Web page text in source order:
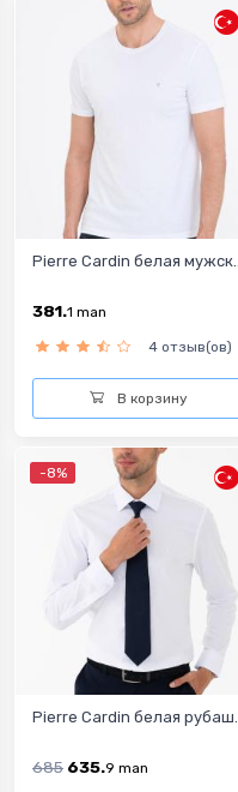
Pierre Cardin белая мужск...
381.1 man
4 отзыв(ов)
В корзину
-8%
Pierre Cardin белая рубаш...
685 635.9 man